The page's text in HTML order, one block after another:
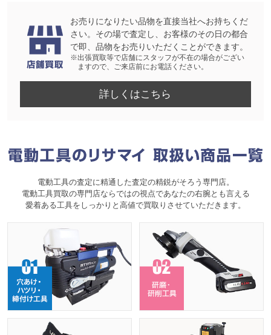
お売りになりたい品物を直接当社へお持ちくだ
さい。その場で査定し、お客様のその日の都合
で即、品物をお売りいただくことができます。
※出張買取等で店舗にスタッフが不在の場合がござい
ますので、ご来店前にお電話ください。
詳しくはこちら
電動工具の査定に精通した査定の精鋭がそろう専門店。
電動工具買取の専門店ならではの視点であなたの右腕とも言える
愛着ある工具をしっかりと高値で買取りさせていただきます。